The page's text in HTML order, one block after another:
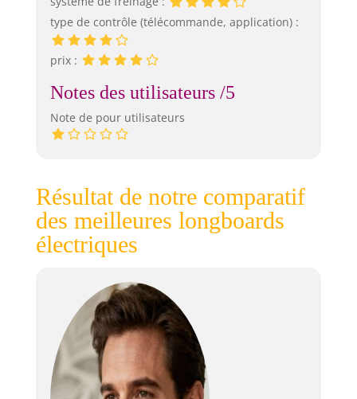
type de contrôle (télécommande, application) :
prix :
Notes des utilisateurs /5
Note de pour utilisateurs
Résultat de notre comparatif
des meilleures longboards
électriques